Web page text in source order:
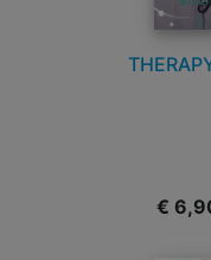
€